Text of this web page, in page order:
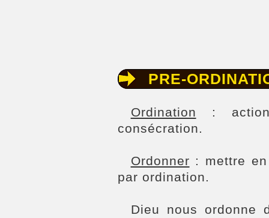
PRE-
Ordination :
consécration.
Ordonner : mettre
par ordination.
Dieu nous ordonne